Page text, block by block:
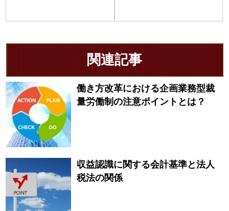
関連記事
働き方改革における企画業務型裁
量労働制の注意ポイントとは？
収益認識に関する会計基準と法人
税法の関係